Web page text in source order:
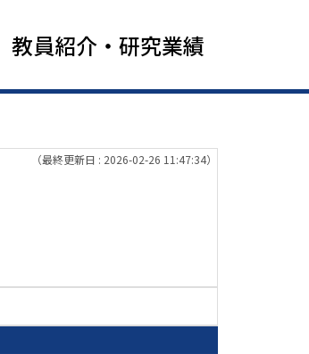
教員紹介・研究業績
（最終更新日 : 2026-02-26 11:47:34）